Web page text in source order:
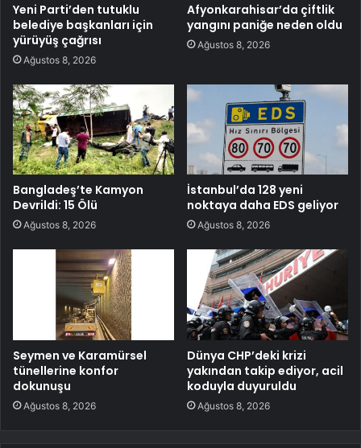
Yeni Parti’den tutuklu
belediye başkanları için
yürüyüş çağrısı
Ağustos 8, 2026
Afyonkarahisar’da çiftlik
yangını paniğe neden oldu
Ağustos 8, 2026
Bangladeş’te Kamyon
Devrildi: 15 Ölü
Ağustos 8, 2026
İstanbul’da 128 yeni
noktaya daha EDS geliyor
Ağustos 8, 2026
Seymen ve Karamürsel
tünellerine konfor
dokunuşu
Ağustos 8, 2026
Dünya CHP’deki krizi
yakından takip ediyor, acil
koduyla duyuruldu
Ağustos 8, 2026